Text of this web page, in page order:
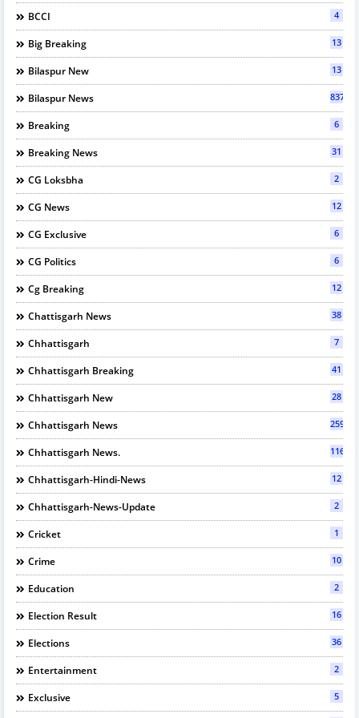
BCCI 4
Big Breaking 13
Bilaspur New 13
Bilaspur News 837
Breaking 6
Breaking News 31
CG Loksbha 2
CG News 12
CG Exclusive 6
CG Politics 6
Cg Breaking 12
Chattisgarh News 38
Chhattisgarh 7
Chhattisgarh Breaking 41
Chhattisgarh New 28
Chhattisgarh News 2597
Chhattisgarh News. 116
Chhattisgarh-Hindi-News 12
Chhattisgarh-News-Update 2
Cricket 1
Crime 10
Education 2
Election Result 16
Elections 36
Entertainment 2
Exclusive 5